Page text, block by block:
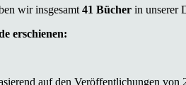
wir insgesamt 41 Bücher in unserer
erschienen:
auf den Veröffentlichungen von